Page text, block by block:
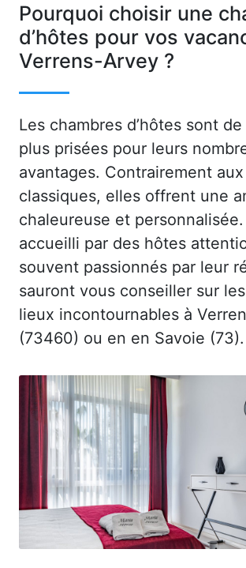
Pourquoi choisir une
d’hôtes pour vos
Verrens-Arvey ?
Les chambres d’hôtes sont
plus prisées pour leurs
avantages. Contrairement
classiques, elles offrent une
chaleureuse et
accueilli par des hôtes
souvent passionnés par leur
sauront vous conseiller sur
lieux incontournables à
(73460) ou en en Savoie (73).